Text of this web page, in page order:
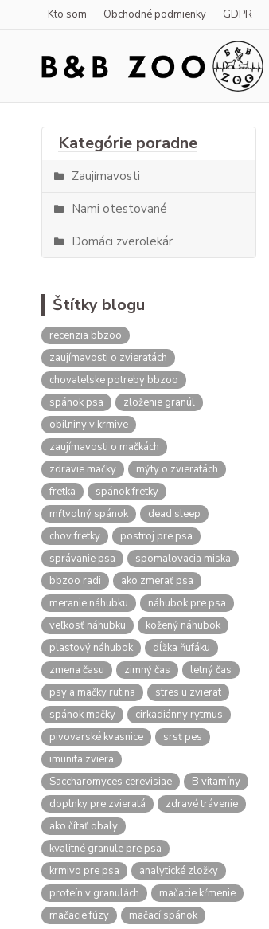
Kto som Obchodné podmienky GDPR
Zaujímavosti
Nami otestované
Domáci zverolekár
Štítky blogu
recenzia bbzoo
zaujímavosti o zvieratách
chovatelske potreby bbzoo
spánok psa
zloženie granúl
obilniny v krmive
zaujímavosti o mačkách
zdravie mačky
mýty o zvieratách
fretka
spánok fretky
mŕtvolný spánok
dead sleep
chov fretky
postroj pre psa
správanie psa
spomalovacia miska
bbzoo radi
ako zmerať psa
meranie náhubku
náhubok pre psa
veľkosť náhubku
kožený náhubok
plastový náhubok
dĺžka ňufáku
zmena času
zimný čas
letný čas
psy a mačky rutina
stres u zvierat
spánok mačky
cirkadiánny rytmus
pivovarské kvasnice
srsť pes
imunita zviera
Saccharomyces cerevisiae
B vitamíny
doplnky pre zvieratá
zdravé trávenie
ako čítať obaly
kvalitné granule pre psa
krmivo pre psa
analytické zložky
proteín v granulách
mačacie kŕmenie
mačacie fúzy
mačací spánok